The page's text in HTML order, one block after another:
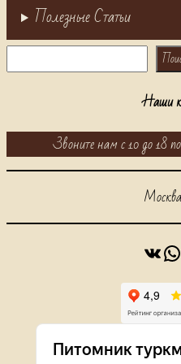
Полезные Статьи
Наши
Звоните нам с 10 до 18